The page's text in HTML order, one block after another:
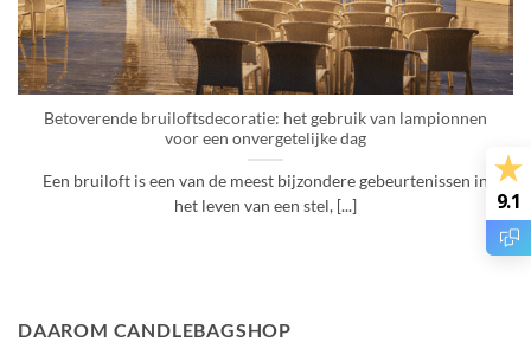
Betoverende bruiloftsdecoratie: het gebruik van lampionnen
voor een onvergetelijke dag
Een bruiloft is een van de meest bijzondere gebeurtenissen in
het leven van een stel, [...]
DAAROM CANDLEBAGSHOP
9.1